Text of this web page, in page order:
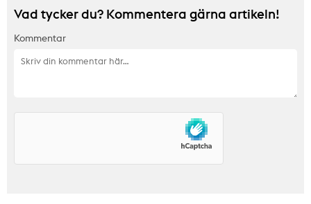
Vad tycker du? Kommentera gärna artikeln!
Kommentar